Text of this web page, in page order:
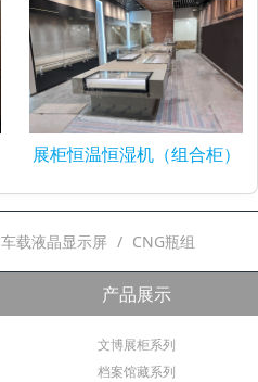
展柜恒温恒湿机（组合柜）
车载液晶显示屏 CNG瓶组
产品展示
文博展柜系列
档案馆藏系列